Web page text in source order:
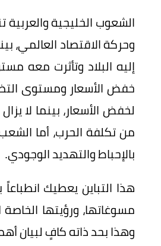
الشعوب الخليجية والعربية
وحركة الاقتصاد العالمي،
إليه البلاد وتأثرت معه
خفض الأسعار ومستوى
لخفض الأسعار، بينما لا
من تكلفة الحرب، أما
بالإحباط والتهديد الوجودي.
هذا التباين يعطيك
مسوغاتها، ورؤيتها
وهذا بحد ذاته كافٍ لبيان